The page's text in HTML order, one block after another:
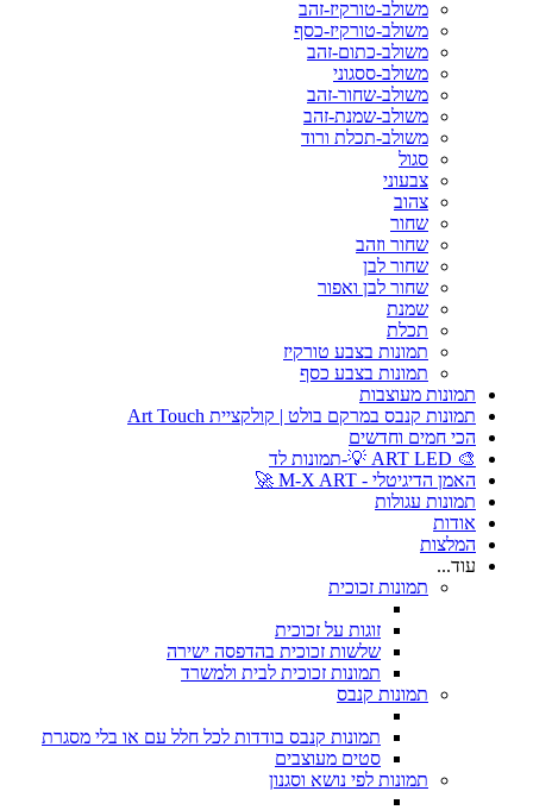
משולב-טורקיז-זהב
משולב-טורקיז-כסף
משולב-כתום-זהב
משולב-ססגוני
משולב-שחור-זהב
משולב-שמנת-זהב
משולב-תכלת ורוד
סגול
צבעוני
צהוב
שחור
שחור וזהב
שחור לבן
שחור לבן ואפור
שמנת
תכלת
תמונות בצבע טורקיז
תמונות בצבע כסף
תמונות מעוצבות
תמונות קנבס במרקם בולט | קולקציית Art Touch
הכי חמים וחדשים
🎨 ART LED 💡-תמונות לד
האמן הדיגיטלי - M-X ART 🚀
תמונות עגולות
אודות
המלצות
עוד...
תמונות זכוכית
זוגות על זכוכית
שלשות זכוכית בהדפסה ישירה
תמונות זכוכית לבית ולמשרד
תמונות קנבס
תמונות קנבס בודדות לכל חלל עם או בלי מסגרת
סטים מעוצבים
תמונות לפי נושא וסגנון